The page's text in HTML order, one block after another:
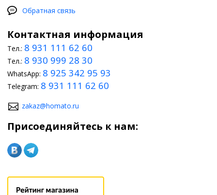
Обратная связь
Контактная информация
Тел.: 8 931 111 62 60
Тел.: 8 930 999 28 30
WhatsApp: 8 925 342 95 93
Telegram: 8 931 111 62 60
zakaz@homato.ru
Присоединяйтесь к нам: